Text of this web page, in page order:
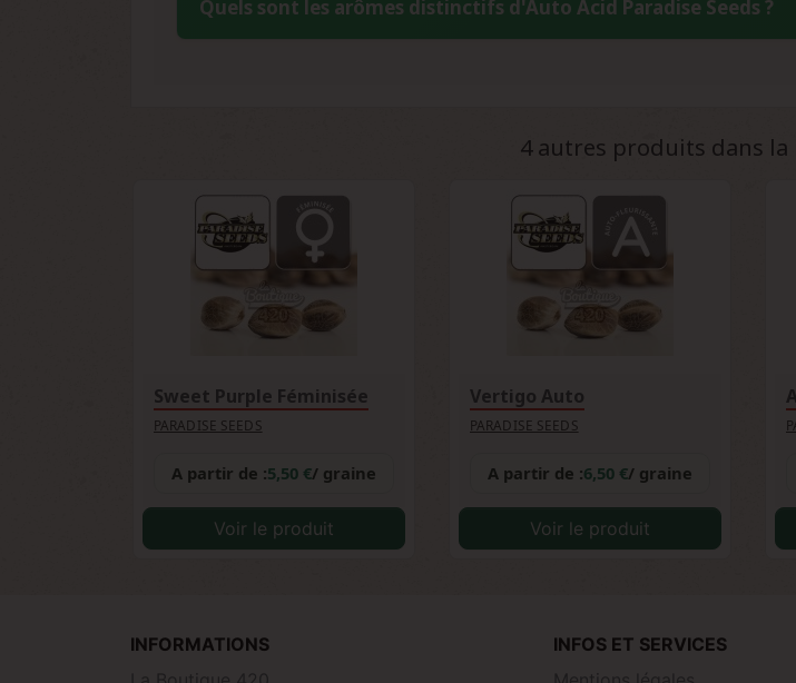
collection de génétiques autofloraison. Sa stabilité génétique, sa
Quels sont les arômes distinctifs d'Auto Acid Paradise Seeds ?
intensité olfactive remarquable, rare dans les variétés automatiques de cette
4 autres produits dans la
Sweet Purple Féminisée
PARADISE SEEDS
A partir de :5,50 €/ graine
Voir le produit
Vertigo Auto
PARADISE SEEDS
A partir de :6,50 €/ graine
Voir le produit
INFORMATIONS
INFOS ET SERVICES